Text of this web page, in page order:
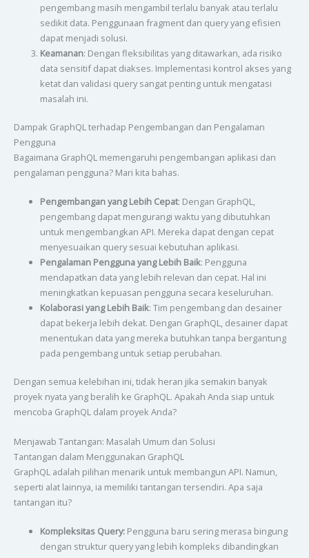
pengembang masih mengambil terlalu banyak atau terlalu
sedikit data. Penggunaan fragment dan query yang efisien
dapat menjadi solusi.
Keamanan: Dengan fleksibilitas yang ditawarkan, ada risiko
data sensitif dapat diakses. Implementasi kontrol akses yang
ketat dan validasi query sangat penting untuk mengatasi
masalah ini.
Dampak GraphQL terhadap Pengembangan dan Pengalaman
Pengguna
Bagaimana GraphQL memengaruhi pengembangan aplikasi dan
pengalaman pengguna? Mari kita bahas.
Pengembangan yang Lebih Cepat: Dengan GraphQL,
pengembang dapat mengurangi waktu yang dibutuhkan
untuk mengembangkan API. Mereka dapat dengan cepat
menyesuaikan query sesuai kebutuhan aplikasi.
Pengalaman Pengguna yang Lebih Baik: Pengguna
mendapatkan data yang lebih relevan dan cepat. Hal ini
meningkatkan kepuasan pengguna secara keseluruhan.
Kolaborasi yang Lebih Baik: Tim pengembang dan desainer
dapat bekerja lebih dekat. Dengan GraphQL, desainer dapat
menentukan data yang mereka butuhkan tanpa bergantung
pada pengembang untuk setiap perubahan.
Dengan semua kelebihan ini, tidak heran jika semakin banyak
proyek nyata yang beralih ke GraphQL. Apakah Anda siap untuk
mencoba GraphQL dalam proyek Anda?
Menjawab Tantangan: Masalah Umum dan Solusi
Tantangan dalam Menggunakan GraphQL
GraphQL adalah pilihan menarik untuk membangun API. Namun,
seperti alat lainnya, ia memiliki tantangan tersendiri. Apa saja
tantangan itu?
Kompleksitas Query:Pengguna baru sering merasa bingung
dengan struktur query yang lebih kompleks dibandingkan